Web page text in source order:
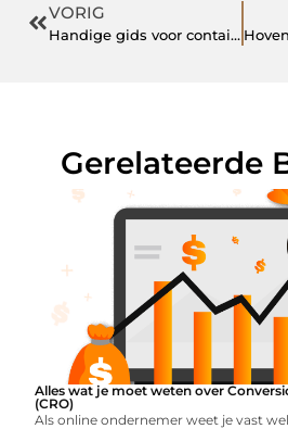
VORIG
Handige gids voor container huren in Best
Gerelateerde
Alles wat je moet weten over
(CRO)
Als online ondernemer weet je vast